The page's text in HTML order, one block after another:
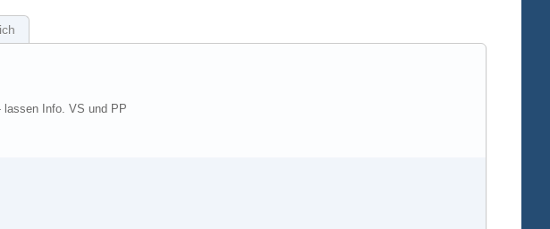
lassen Info. VS und PP